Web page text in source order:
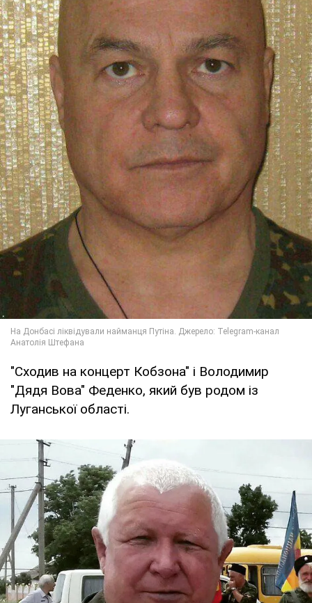
"Сходив на концерт Кобзона" і Володимир
"Дядя Вова" Феденко, який був родом із
Луганської області.